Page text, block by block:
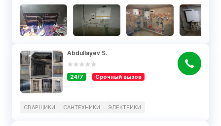
Abdullayev S.
24/7 Срочный вызов
СВАРЩИКИ САНТЕХНИКИ ЭЛЕКТРИКИ